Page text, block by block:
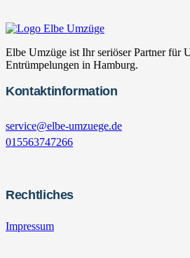
Elbe Umzüge ist Ihr seriöser Partner für
Entrümpelungen in Hamburg.
Kontaktinformation
service@elbe-umzuege.de
015563747266
Rechtliches
Impressum